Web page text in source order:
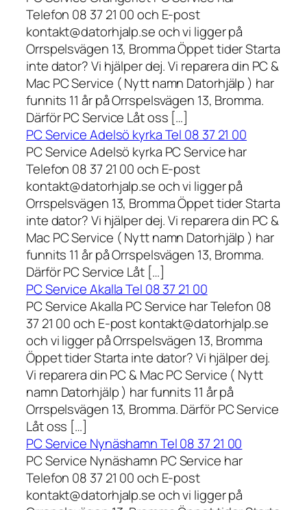
Telefon 08 37 21 00 och E-post
kontakt@datorhjalp.se och vi ligger på
Orrspelsvägen 13, Bromma Öppet tider Starta
inte dator? Vi hjälper dej. Vi reparera din PC &
Mac PC Service ( Nytt namn Datorhjälp ) har
funnits 11 år på Orrspelsvägen 13, Bromma.
Därför PC Service Låt oss […]
PC Service Adelsö kyrka Tel 08 37 21 00
PC Service Adelsö kyrka PC Service har
Telefon 08 37 21 00 och E-post
kontakt@datorhjalp.se och vi ligger på
Orrspelsvägen 13, Bromma Öppet tider Starta
inte dator? Vi hjälper dej. Vi reparera din PC &
Mac PC Service ( Nytt namn Datorhjälp ) har
funnits 11 år på Orrspelsvägen 13, Bromma.
Därför PC Service Låt […]
PC Service Akalla Tel 08 37 21 00
PC Service Akalla PC Service har Telefon 08
37 21 00 och E-post kontakt@datorhjalp.se
och vi ligger på Orrspelsvägen 13, Bromma
Öppet tider Starta inte dator? Vi hjälper dej.
Vi reparera din PC & Mac PC Service ( Nytt
namn Datorhjälp ) har funnits 11 år på
Orrspelsvägen 13, Bromma. Därför PC Service
Låt oss […]
PC Service Nynäshamn Tel 08 37 21 00
PC Service Nynäshamn PC Service har
Telefon 08 37 21 00 och E-post
kontakt@datorhjalp.se och vi ligger på